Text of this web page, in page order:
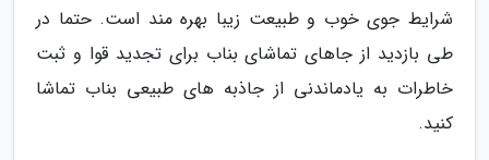
شرایط جوی خوب و طبیعت زیبا بهره مند است. حتما در
طی بازدید از جاهای تماشای بناب برای تجدید قوا و ثبت
خاطرات به یادماندنی از جاذبه های طبیعی بناب تماشا
کنید.